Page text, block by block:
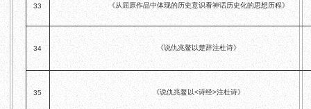
33 《从屈原作品中体现的历史意识看神话历史化的思想历程》
34 《说仇兆鳌以楚辞注杜诗》
35 《说仇兆鳌以<诗经>注杜诗》